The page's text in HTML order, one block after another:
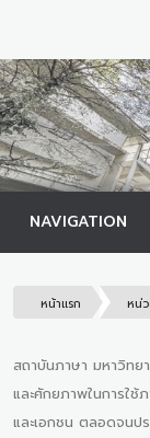
NAVIGATION
หน้าแรก หน่
สถาบันภาษา มหาวิทย
และศักยภาพในการใช้
และเอกชน ตลอดจนป